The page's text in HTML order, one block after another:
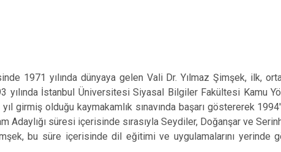
1971 yılında dünyaya gelen Vali Dr. Yılmaz Şimşek, ilk,
yılında İstanbul Üniversitesi Siyasal Bilgiler Fakültesi Kamu
girmiş olduğu kaymakamlık sınavında başarı göstererek
Adaylığı süresi içerisinde sırasıyla Seydiler, Doğanşar ve
bu süre içerisinde dil eğitimi ve uygulamalarını yerinde